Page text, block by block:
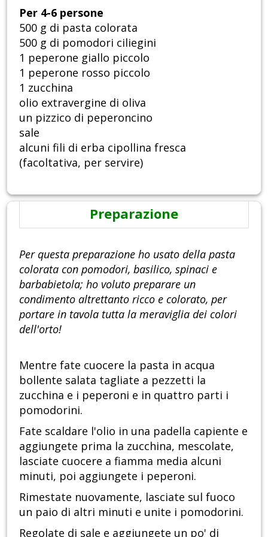
Per 4-6 persone
500 g di pasta colorata
500 g di pomodori ciliegini
1 peperone giallo piccolo
1 peperone rosso piccolo
1 zucchina
olio extravergine di oliva
un pizzico di peperoncino
sale
alcuni fili di erba cipollina fresca
(facoltativa, per servire)
Preparazione
Per questa preparazione ho usato della pasta
colorata con pomodori, basilico, spinaci e
barbabietola; ho voluto preparare un
condimento altrettanto ricco e colorato, per
portare in tavola tutta la meraviglia dei colori
dell'orto!
Mentre fate cuocere la pasta in acqua
bollente salata tagliate a pezzetti la
zucchina e i peperoni e in quattro parti i
pomodorini.
Fate scaldare l'olio in una padella capiente e
aggiungete prima la zucchina, mescolate,
lasciate cuocere a fiamma media alcuni
minuti, poi aggiungete i peperoni.
Rimestate nuovamente, lasciate sul fuoco
un paio di altri minuti e unite i pomodorini.
Regolate di sale e aggiungete un po' di